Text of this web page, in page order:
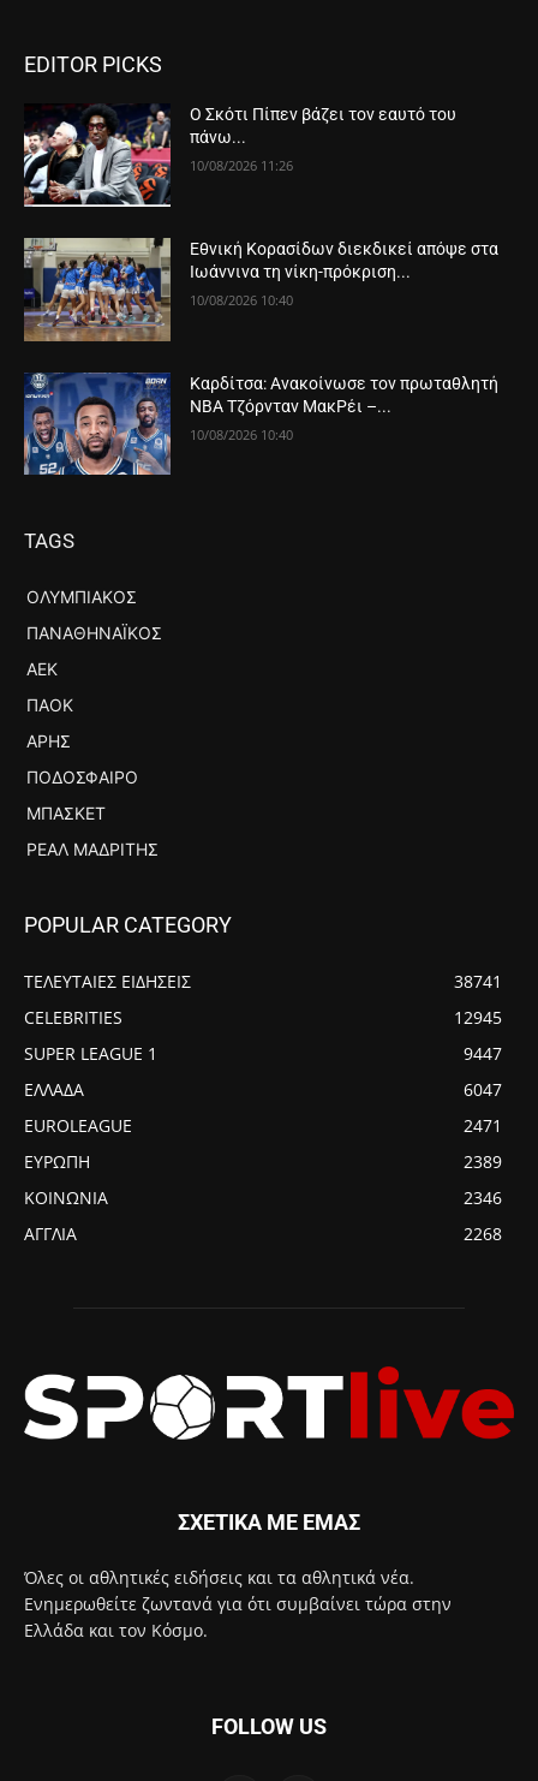
EDITOR PICKS
Ο Σκότι Πίπεν βάζει τον εαυτό του
πάνω...
10/08/2026 11:26
Εθνική Κορασίδων διεκδικεί απόψε στα
Ιωάννινα τη νίκη-πρόκριση...
10/08/2026 10:40
Καρδίτσα: Ανακοίνωσε τον πρωταθλητή
NBA Τζόρνταν ΜακΡέι –...
10/08/2026 10:40
TAGS
ΟΛΥΜΠΙΑΚΌΣ
ΠΑΝΑΘΗΝΑΪΚΌΣ
ΑΕΚ
ΠΑΟΚ
ΆΡΗΣ
ΠΟΔΌΣΦΑΙΡΟ
ΜΠΆΣΚΕΤ
ΡΕΆΛ ΜΑΔΡΊΤΗΣ
POPULAR CATEGORY
ΤΕΛΕΥΤΑΙΕΣ ΕΙΔΗΣΕΙΣ
38741
CELEBRITIES
12945
SUPER LEAGUE 1
9447
ΕΛΛΑΔΑ
6047
EUROLEAGUE
2471
ΕΥΡΩΠΗ
2389
ΚΟΙΝΩΝΙΑ
2346
ΑΓΓΛΙΑ
2268
ΣΧΕΤΙΚΑ ΜΕ ΕΜΑΣ
Όλες οι αθλητικές ειδήσεις και τα αθλητικά νέα.
Ενημερωθείτε ζωντανά για ότι συμβαίνει τώρα στην
Ελλάδα και τον Κόσμο.
FOLLOW US